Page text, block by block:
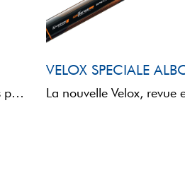
Série de cannes créées et conçues pour la pêche rapide de l’ablette et d’autres petits poissons, idéales pour les ...
VELOX SPECIALE